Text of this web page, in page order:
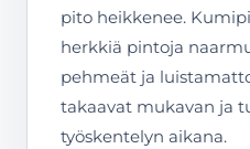
pito heikkenee.
herkkiä pintoja
pehmeät ja
takaavat mukavan ja
työskentelyn aikana.